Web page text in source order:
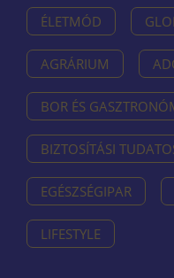
ÉLETMÓD
AGRÁRIUM
BOR ÉS
BIZTOSÍTÁSI
EGÉSZSÉGIPAR
LIFESTYLE